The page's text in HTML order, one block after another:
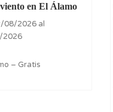
en El Álamo
08/2026 al
2026
– Gratis